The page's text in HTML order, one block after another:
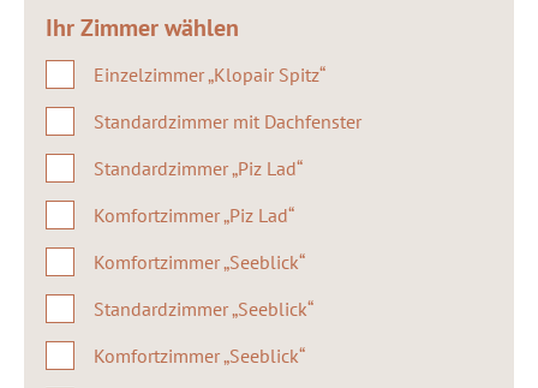
Ihr Zimmer wählen
Einzelzimmer „Klopair Spitz“
Standardzimmer mit Dachfenster
Standardzimmer „Piz Lad“
Komfortzimmer „Piz Lad“
Komfortzimmer „Seeblick“
Standardzimmer „Seeblick“
Komfortzimmer „Seeblick“